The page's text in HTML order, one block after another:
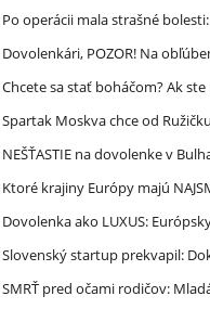
Po operácii mala strašné
Dovolenkári, POZOR! Na
Chcete sa stať boháčom? Ak
Spartak Moskva chce od
NEŠŤASTIE na dovolenke v
Ktoré krajiny Európy majú
Dovolenka ako LUXUS:
Slovenský startup prekvapil:
SMRŤ pred očami rodičov: